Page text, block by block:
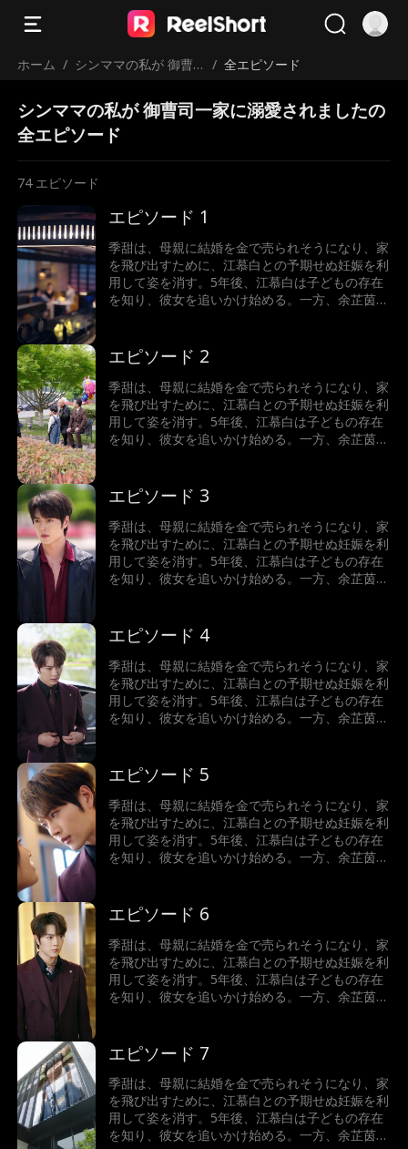
ホーム / シンママの私が 御曹
た
/ 全エピソード
シンママの私が 御曹司一家に溺愛されましたの
全エピソード
74 エピソード
エピソード 1
季甜は、母親に結婚を金で売られそうになり、家
を飛び出すために、江慕白との予期せぬ妊娠を利
用して姿を消す。5年後、江慕白は子どもの存在
を知り、彼女を追いかけ始める。一方、余芷茵は
甜は驚くべき真実を知る――自分こそが本当の余
家の娘だったのだ。彼女の人生は、すり替えられ
ていた…
エピソード 2
季甜は、母親に結婚を金で売られそうになり、家
を飛び出すために、江慕白との予期せぬ妊娠を利
用して姿を消す。5年後、江慕白は子どもの存在
を知り、彼女を追いかけ始める。一方、余芷茵は
甜は驚くべき真実を知る――自分こそが本当の余
家の娘だったのだ。彼女の人生は、すり替えられ
ていた…
エピソード 3
季甜は、母親に結婚を金で売られそうになり、家
を飛び出すために、江慕白との予期せぬ妊娠を利
用して姿を消す。5年後、江慕白は子どもの存在
を知り、彼女を追いかけ始める。一方、余芷茵は
甜は驚くべき真実を知る――自分こそが本当の余
家の娘だったのだ。彼女の人生は、すり替えられ
ていた…
エピソード 4
季甜は、母親に結婚を金で売られそうになり、家
を飛び出すために、江慕白との予期せぬ妊娠を利
用して姿を消す。5年後、江慕白は子どもの存在
を知り、彼女を追いかけ始める。一方、余芷茵は
甜は驚くべき真実を知る――自分こそが本当の余
家の娘だったのだ。彼女の人生は、すり替えられ
ていた…
エピソード 5
季甜は、母親に結婚を金で売られそうになり、家
を飛び出すために、江慕白との予期せぬ妊娠を利
用して姿を消す。5年後、江慕白は子どもの存在
を知り、彼女を追いかけ始める。一方、余芷茵は
甜は驚くべき真実を知る――自分こそが本当の余
家の娘だったのだ。彼女の人生は、すり替えられ
ていた…
エピソード 6
季甜は、母親に結婚を金で売られそうになり、家
を飛び出すために、江慕白との予期せぬ妊娠を利
用して姿を消す。5年後、江慕白は子どもの存在
を知り、彼女を追いかけ始める。一方、余芷茵は
甜は驚くべき真実を知る――自分こそが本当の余
家の娘だったのだ。彼女の人生は、すり替えられ
ていた…
エピソード 7
季甜は、母親に結婚を金で売られそうになり、家
を飛び出すために、江慕白との予期せぬ妊娠を利
用して姿を消す。5年後、江慕白は子どもの存在
を知り、彼女を追いかけ始める。一方、余芷茵は